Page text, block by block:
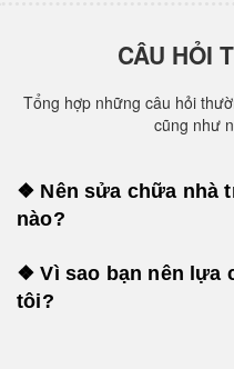
CÂU HỎI
Tổng hợp những câu hỏi
cũng như
❖ Nên sửa chữa nhà
nào?
❖ Vì sao bạn nên lựa
tôi?